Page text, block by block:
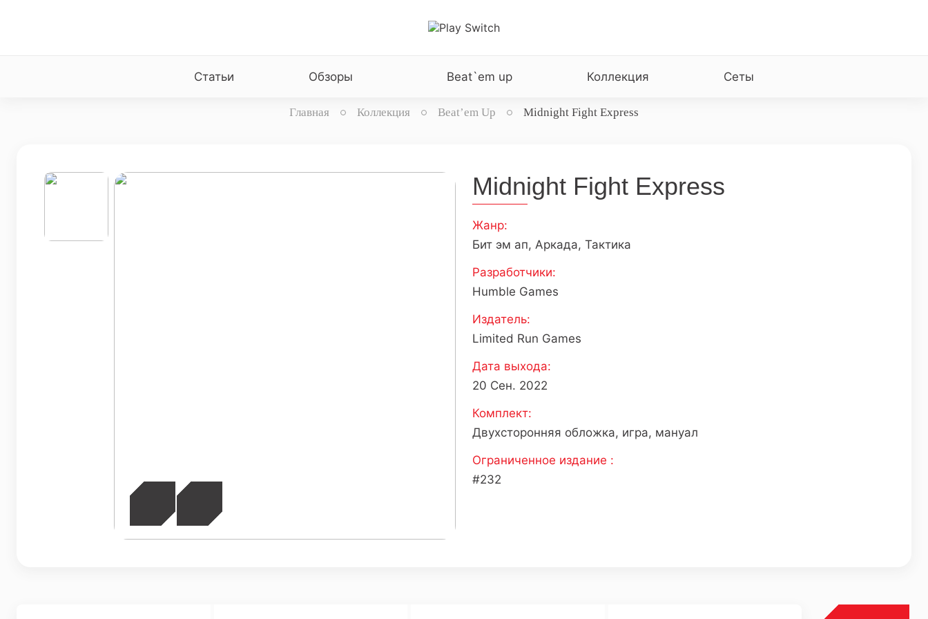
Статьи Обзоры Beat`em up Коллекция Сеты
Главная Коллекция Beat’em Up Midnight Fight Express
Midnight Fight Express
Жанр:
Бит эм ап, Аркада, Тактика
Разработчики:
Humble Games
Издатель:
Limited Run Games
Дата выхода:
20 Сен. 2022
Комплект:
Двухсторонняя обложка, игра, мануал
Ограниченное издание :
#232